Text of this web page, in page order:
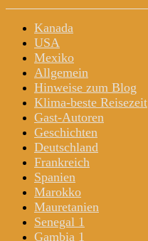
Kanada
USA
Mexiko
Allgemein
Hinweise zum Blog
Klima-beste Reisezeit
Gast-Autoren
Geschichten
Deutschland
Frankreich
Spanien
Marokko
Mauretanien
Senegal 1
Gambia 1